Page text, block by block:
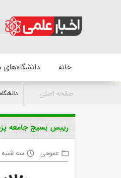
خانه دانشگاه‌های
صفحه اصلی
رییس بسیج جامعه
folder_open عمومی access_time سه شنبه 31 تیر 1399 ساعت 9:2